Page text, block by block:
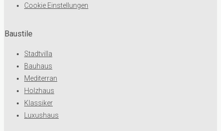
Baustile
Stadtvilla
Bauhaus
Mediterran
Holzhaus
Klassiker
Luxushaus
Cookie Einstellungen